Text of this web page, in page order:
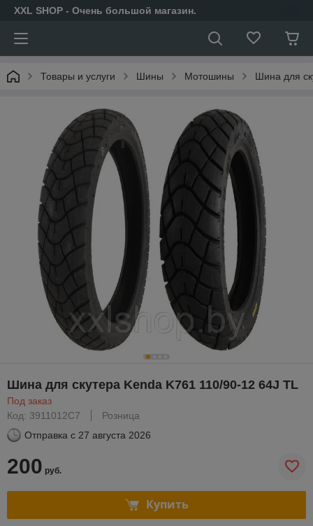
XXL SHOP - Очень большой магазин.
Товары и услуги Шины Мотошины Шина для
Шина для скутера Kenda K761 110/90-12 64J TL
Под заказ
Код: 3911012C7
Розница
Отправка с 27 августа 2026
200 руб.
Купить